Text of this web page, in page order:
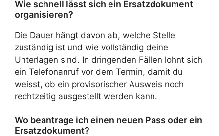
Wie schnell lässt sich ein Ersatzdokument
organisieren?
Die Dauer hängt davon ab, welche Stelle
zuständig ist und wie vollständig deine
Unterlagen sind. In dringenden Fällen lohnt sich
ein Telefonanruf vor dem Termin, damit du
weisst, ob ein provisorischer Ausweis noch
rechtzeitig ausgestellt werden kann.
Wo beantrage ich einen neuen Pass oder ein
Ersatzdokument?